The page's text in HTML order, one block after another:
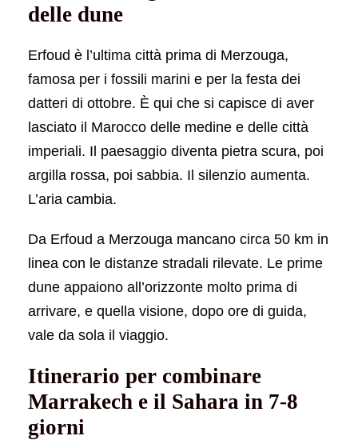
delle dune
Erfoud è l’ultima città prima di Merzouga,
famosa per i fossili marini e per la festa dei
datteri di ottobre. È qui che si capisce di aver
lasciato il Marocco delle medine e delle città
imperiali. Il paesaggio diventa pietra scura, poi
argilla rossa, poi sabbia. Il silenzio aumenta.
L’aria cambia.
Da Erfoud a Merzouga mancano circa 50 km in
linea con le distanze stradali rilevate. Le prime
dune appaiono all’orizzonte molto prima di
arrivare, e quella visione, dopo ore di guida,
vale da sola il viaggio.
Itinerario per combinare
Marrakech e il Sahara in 7-8
giorni